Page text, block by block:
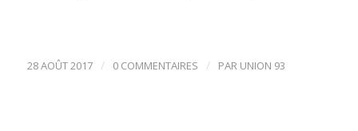
28 AOÛT 2017 / 0 COMMENTAIRES / PAR UNION 93